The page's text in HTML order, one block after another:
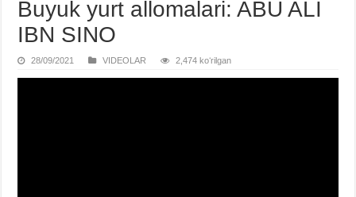
Buyuk yurt allomalari: ABU ALI
IBN SINO
28/09/2021 VIDЕOLAR 2,474 koʻrilgan